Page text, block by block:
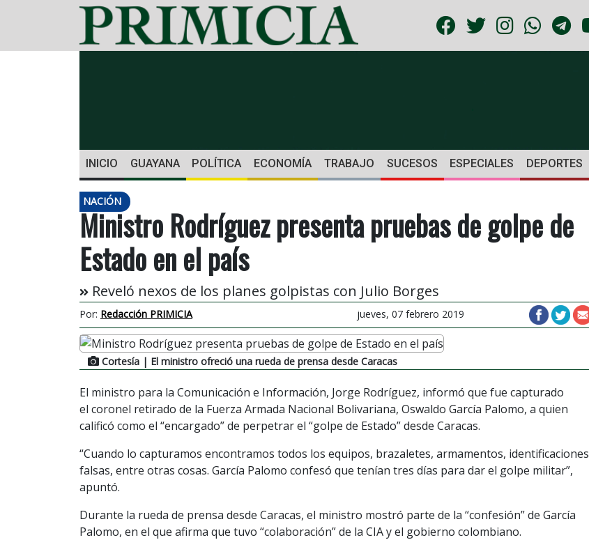
INICIO GUAYANA POLÍTICA ECONOMÍA TRABAJO SUCESOS ESPECIALES DEPORTES
NACIÓN
Ministro Rodríguez presenta pruebas de golpe de
Estado en el país
Reveló nexos de los planes golpistas con Julio Borges
Por: Redacción PRIMICIA jueves, 07 febrero 2019
Cortesía | El ministro ofreció una rueda de prensa desde Caracas
El ministro para la Comunicación e Información, Jorge Rodríguez, informó que fue capturado
el coronel retirado de la Fuerza Armada Nacional Bolivariana, Oswaldo García Palomo, a quien
calificó como el “encargado” de perpetrar el “golpe de Estado” desde Caracas.
“Cuando lo capturamos encontramos todos los equipos, brazaletes, armamentos, identificaciones
falsas, entre otras cosas. García Palomo confesó que tenían tres días para dar el golpe militar”,
apuntó.
Durante la rueda de prensa desde Caracas, el ministro mostró parte de la “confesión” de García
Palomo, en el que afirma que tuvo “colaboración” de la CIA y el gobierno colombiano.